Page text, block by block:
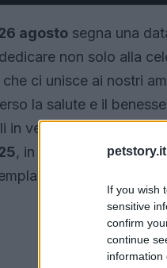
If you wish
sensitive
confirm
continue
information
agosto segna una
non solo alla
ci unisce ai nostri
la salute e il
in veri e propri membri
, in Italia ci sono circa
che stanno